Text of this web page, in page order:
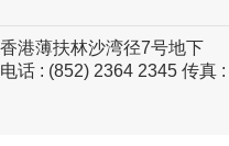
香港薄扶林沙湾径7号地下
电话 : (852) 2364 2345 传真